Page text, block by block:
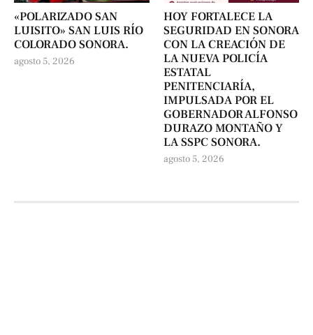
«POLARIZADO SAN
LUISITO» SAN LUIS RÍO
COLORADO SONORA.
agosto 5, 2026
HOY FORTALECE LA
SEGURIDAD EN SONORA
CON LA CREACIÓN DE
LA NUEVA POLICÍA
ESTATAL
PENITENCIARÍA,
IMPULSADA POR EL
GOBERNADOR ALFONSO
DURAZO MONTAÑO Y
LA SSPC SONORA.
agosto 5, 2026